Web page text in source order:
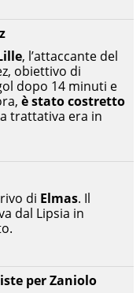
per Zaniolo
di Elmas. Il
dal Lipsia in
, l’attaccante del
obiettivo di
dopo 14 minuti e
è stato costretto
trattativa era in